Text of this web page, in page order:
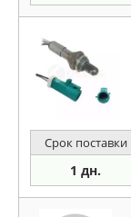
Срок поставки
1 дн.